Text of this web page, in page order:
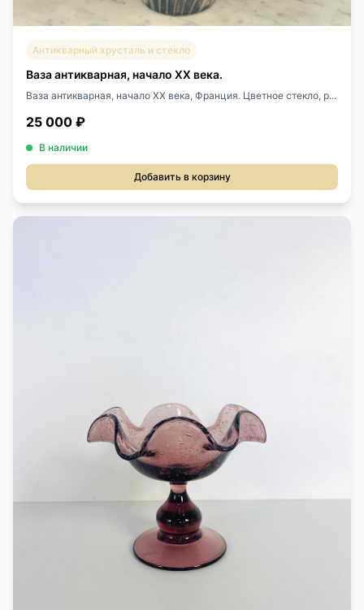
Антикварный хрусталь и стекло
Ваза антикварная, начало XX века.
Ваза антикварная, начало XX века, Франция. Цветное стекло, р...
25 000 ₽
В наличии
Добавить в корзину